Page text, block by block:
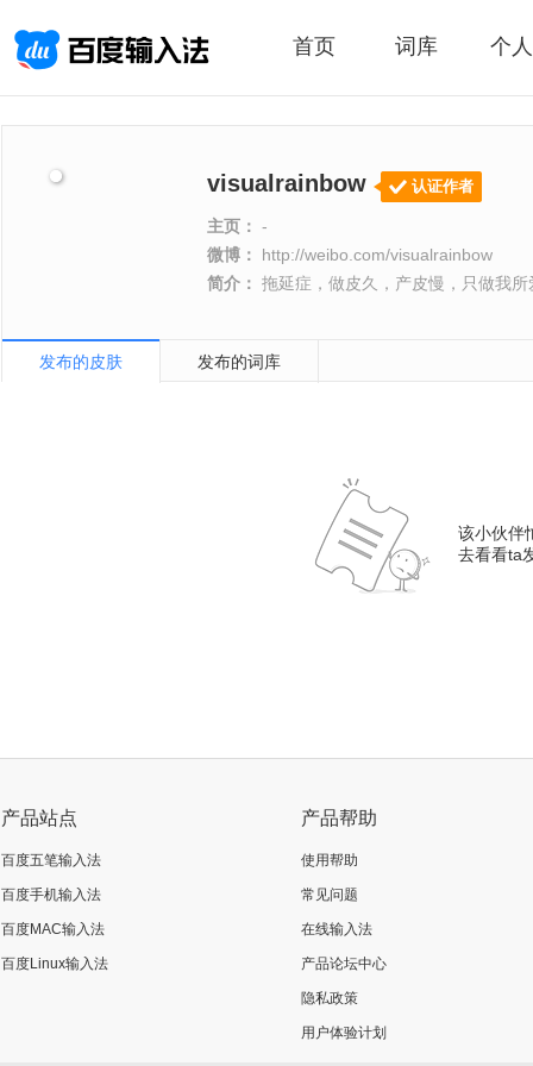
首页 词库 个
visualrainbow 认证作者
主页： -
微博：
http://weibo.com/visualrainbow
简介： 拖延症，做皮久，产皮慢，只做我
发布的皮肤 发布的词库
该小伙伴
去看看ta
产品站点
百度五笔输入法
百度手机输入法
百度MAC输入法
百度Linux输入法
产品帮助
使用帮助
常见问题
在线输入法
产品论坛中心
隐私政策
用户体验计划